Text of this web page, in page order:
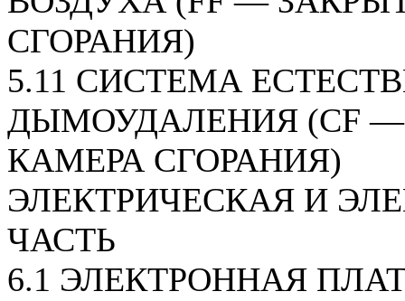
СГОРАНИЯ)
5.11 СИСТЕМА
ДЫМОУДАЛЕНИЯ (CF
КАМЕРА СГОРАНИЯ)
ЭЛЕКТРИЧЕСКАЯ И
ЧАСТЬ
6.1 ЭЛЕКТРОННАЯ